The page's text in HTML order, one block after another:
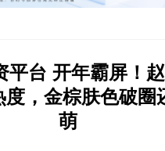
平台 开年霸屏！
，金棕肤色破圈
萌